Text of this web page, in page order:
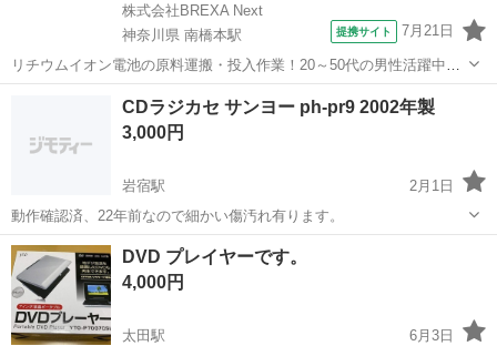
株式会社BREXA Next
神奈川県 南橋本駅
提携サイト 7月21日
リチウムイオン電池の原料運搬・投入作業！20～50代の男性活躍中★
ワンルーム寮完備！赴任旅費会社負担！年間休日130日★フォークリフ
ト免許お持ちの方、活躍中！就業先食堂利用可★《神奈川県相模原
市》 人気の工場のお仕事 ◇電...
CDラジカセ サンヨー ph-pr9 2002年製
3,000円
岩宿駅
2月1日
動作確認済、22年前なので細かい傷汚れ有ります。
群馬 みどり市 岩宿駅 ポータブルプレーヤー
DVD プレイヤーです。
4,000円
太田駅
6月3日